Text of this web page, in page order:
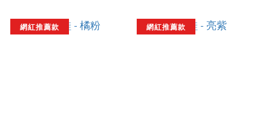
網紅推薦款 網紅推薦款